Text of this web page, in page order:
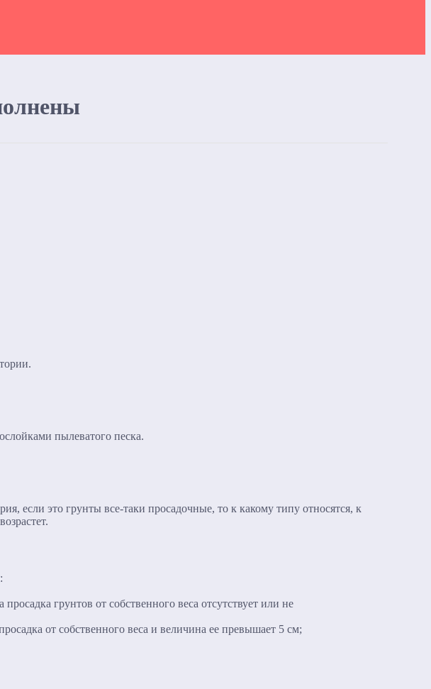
пылеватого песка.
если это грунты все-таки просадочные, то к какому типу относятся, к
грунтов от собственного веса отсутствует или не
от собственного веса и величина ее превышает 5 см;